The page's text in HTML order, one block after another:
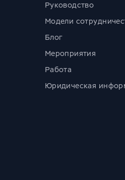
Руководство
Модели
Блог
Мероприятия
Работа
Юридическая